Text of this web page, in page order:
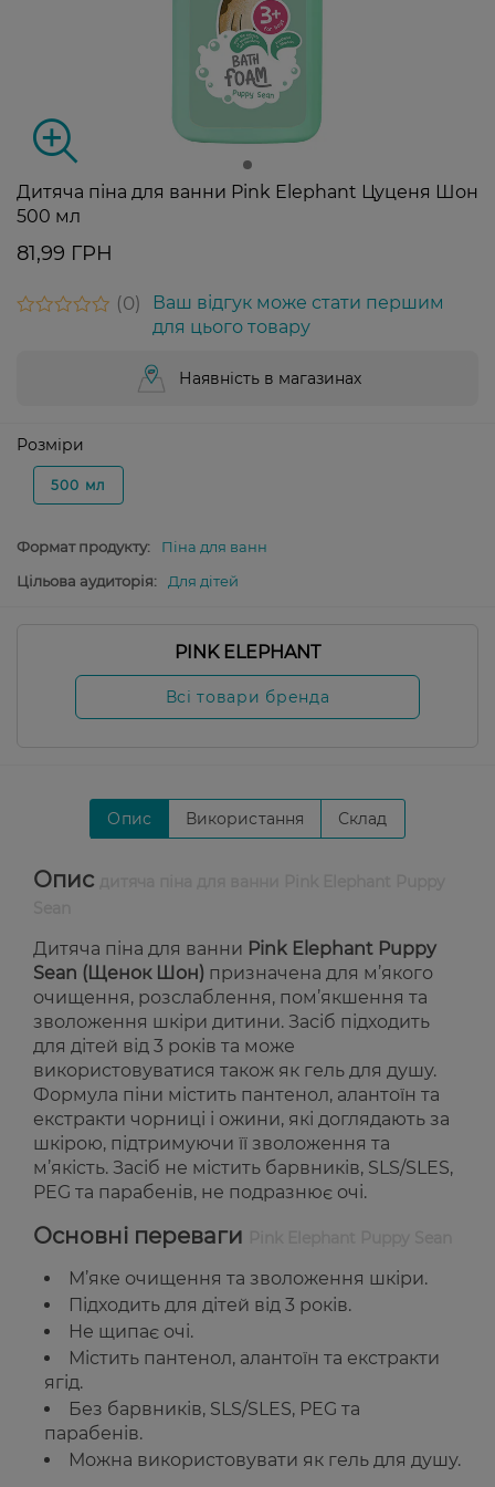
Дитяча піна для ванни Pink Elephant Цуценя Шон
500 мл
81,99 ГРН
0
Ваш відгук може стати першим
для цього товару
Наявність в магазинах
Розміри
500 мл
Формат продукту:
Піна для ванн
Цільова аудиторія:
Для дітей
PINK ELEPHANT
Всі товари бренда
Опис Використання Склад
Опис
Дитяча піна для ванни Pink Elephant Puppy
Sean (Щенок Шон) призначена для м’якого
очищення, розслаблення, пом’якшення та
зволоження шкіри дитини. Засіб підходить
для дітей від 3 років та може
використовуватися також як гель для душу.
Формула піни містить пантенол, алантоїн та
екстракти чорниці і ожини, які доглядають за
шкірою, підтримуючи її зволоження та
м’якість. Засіб не містить барвників, SLS/SLES,
PEG та парабенів, не подразнює очі.
Основні переваги
М’яке очищення та зволоження шкіри.
Підходить для дітей від 3 років.
Не щипає очі.
Містить пантенол, алантоїн та екстракти
ягід.
Без барвників, SLS/SLES, PEG та
парабенів.
Можна використовувати як гель для душу.